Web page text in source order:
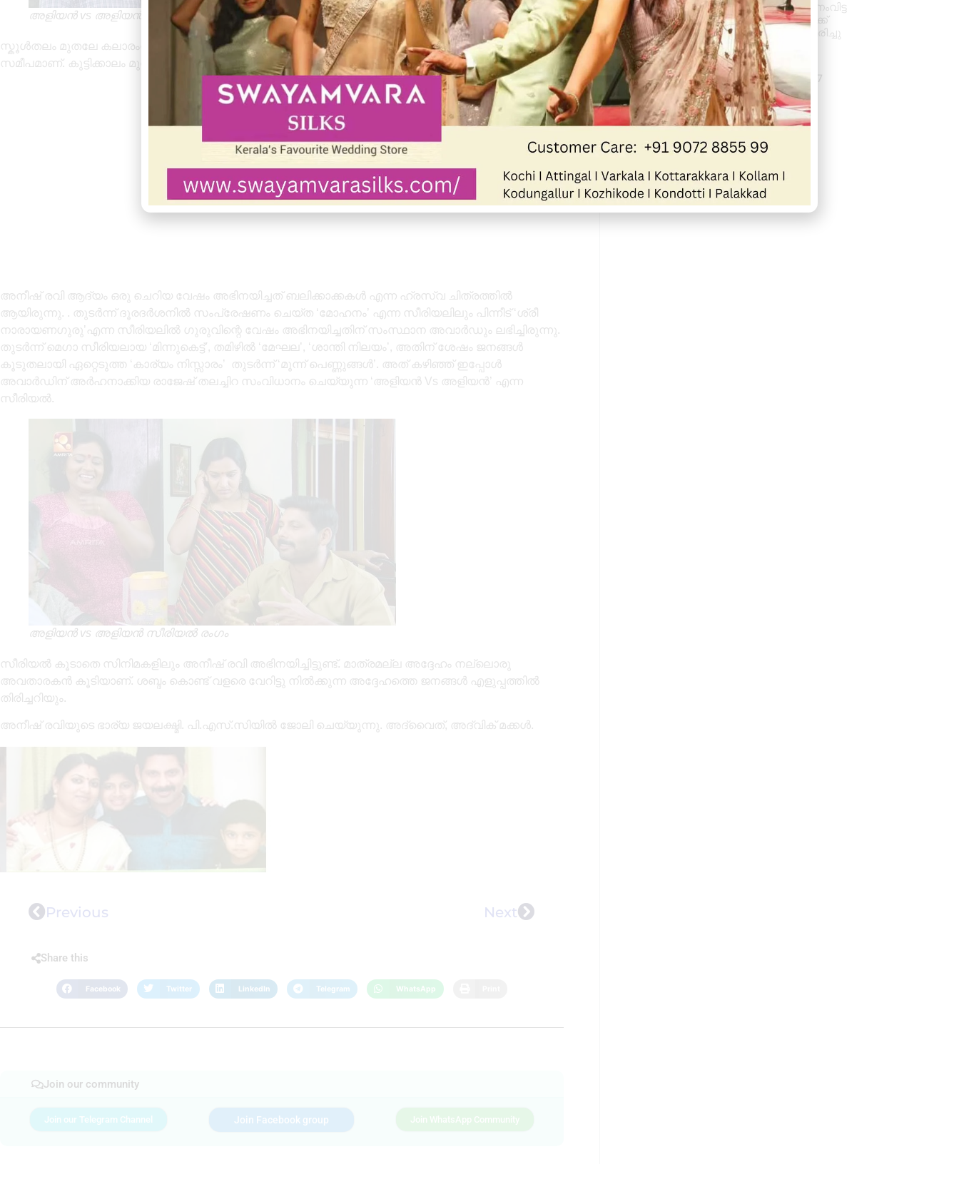
അളിയൻ vs അളിയൻ സീരിയൽ രംഗം
സ്കൂൾതലം മുതലേ കലാരംഗത്തു സജീവമായ അനീഷ് രവിയുടെ വീട് ശാർക്കര ദേവി ക്ഷേത്രത്തിന്
സമീപമാണ്. കുട്ടിക്കാലം മുതലേ നാടൻ ആകണമെന്നായിരുന്നു അദ്ദേഹത്തിന്റെ ആഗ്രഹം.
അനീഷ് രവി ആദ്യം ഒരു ചെറിയ വേഷം അഭിനയിച്ചത് ബലിക്കാക്കകൾ എന്ന ഹ്രസ്വ ചിത്രത്തിൽ
ആയിരുന്നു. . തുടർന്ന് ദൂരദർശനിൽ സംപ്രേഷണം ചെയ്ത ‘മോഹനം’ എന്ന സീരിയലിലും പിന്നീട് ‘ശ്രീ
നാരായണഗുരു’എന്ന സീരിയലിൽ ഗുരുവിന്റെ വേഷം അഭിനയിച്ചതിന് സംസ്ഥാന അവാർഡും ലഭിച്ചിരുന്നു.
തുടർന്ന് മെഗാ സീരിയലായ ‘മിന്നുകെട്ട്’, തമിഴിൽ ‘മേഘല’, ‘ശാന്തി നിലയം’, അതിന് ശേഷം ജനങ്ങൾ
കൂടുതലായി ഏറ്റെടുത്ത ‘കാര്യം നിസ്സാരം’ തുടർന്ന് ‘മൂന്ന് പെണ്ണുങ്ങൾ’. അത് കഴിഞ്ഞ് ഇപ്പോൾ
അവാർഡിന് അർഹനാക്കിയ രാജേഷ് തലച്ചിറ സംവിധാനം ചെയ്യുന്ന ‘അളിയൻ Vs അളിയൻ’ എന്ന
സീരിയൽ.
അളിയൻ vs അളിയൻ സീരിയൽ രംഗം
സീരിയൽ കൂടാതെ സിനിമകളിലും അനീഷ് രവി അഭിനയിച്ചിട്ടുണ്ട്. മാത്രമല്ല അദ്ദേഹം നല്ലൊരു
അവതാരകൻ കൂടിയാണ്. ശബ്ദം കൊണ്ട് വളരെ വേറിട്ടു നിൽക്കുന്ന അദ്ദേഹത്തെ ജനങ്ങൾ എളുപ്പത്തിൽ
തിരിച്ചറിയും.
അനീഷ് രവിയുടെ ഭാര്യ ജയലക്ഷ്മി. പി.എസ്.സിയിൽ ജോലി ചെയ്യുന്നു. അദ്വൈത്, അദ്വിക് മക്കൾ.
Previous Next
Share this
Facebook Twitter LinkedIn Telegram WhatsApp
Join our community
Join our Telegram Channel Join Facebook group Join WhatsApp Community
ഹൃദയാഘാതം; നിയന്ത്രണംവിട്ട
സ്കൂൾ ബസ് കെട്ടിടത്തിലേക്ക്
ഇടിച്ചുകയറി, ഡ്രൈവർ മരിച്ചു
August 5, 20267:39 pm
കനത്ത മഴ: ജില്ലയിൽ 1.77
കോടിയുടെ കൃഷിനാശം
August 5, 2026 11:34 am